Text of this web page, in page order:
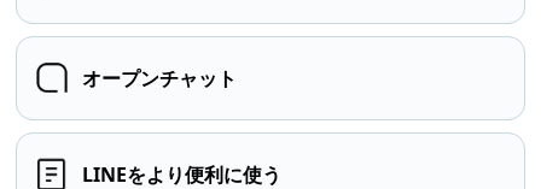
オープンチャット
LINEをより便利に使う